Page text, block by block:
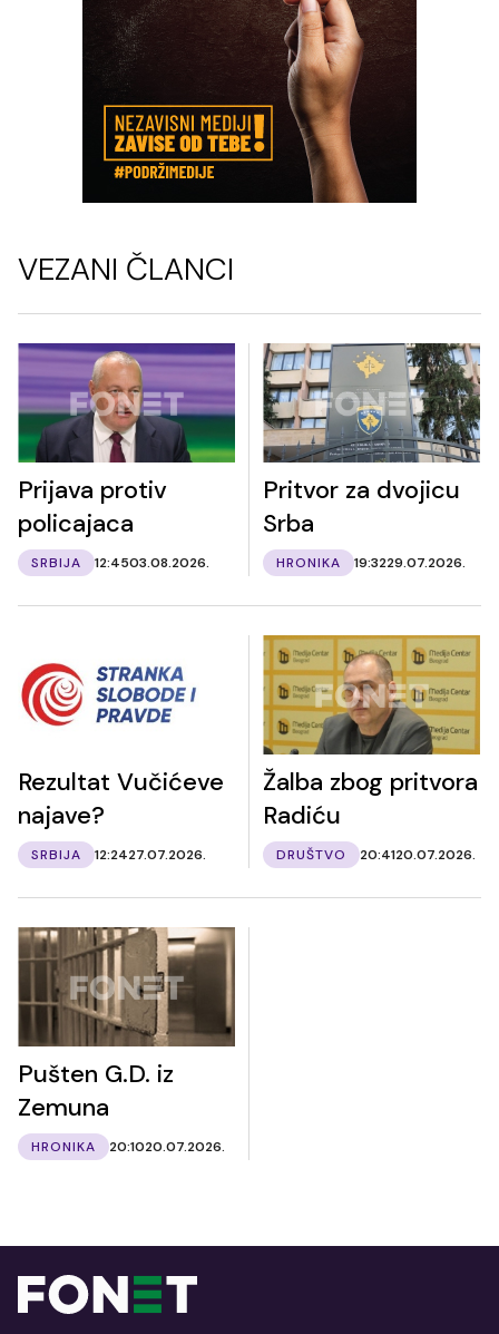
VEZANI ČLANCI
Prijava protiv
policajaca
SRBIJA 12:4503.08.2026.
Pritvor za dvojicu
Srba
HRONIKA 19:3229.07.2026.
Rezultat Vučićeve
najave?
SRBIJA 12:2427.07.2026.
Žalba zbog pritvora
Radiću
DRUŠTVO 20:4120.07.2026.
Pušten G.D. iz
Zemuna
HRONIKA 20:1020.07.2026.